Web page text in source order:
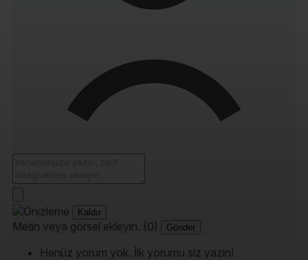
Kaldır
Metin veya görsel ekleyin. (0) Gönder
Henüz yorum yok. İlk yorumu siz yazın!